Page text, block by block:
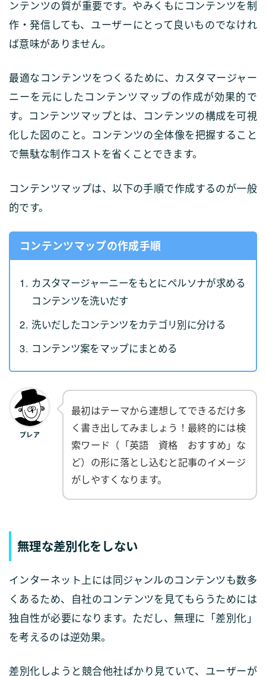
ンテンツの質が重要です。やみくもにコンテンツを制
作・発信しても、ユーザーにとって良いものでなけれ
ば意味がありません。
最適なコンテンツをつくるために、カスタマージャー
ニーを元にしたコンテンツマップの作成が効果的で
す。コンテンツマップとは、コンテンツの構成を可視
化した図のこと。コンテンツの全体像を把握すること
で無駄な制作コストを省くことできます。
コンテンツマップは、以下の手順で作成するのが一般
的です。
コンテンツマップの作成手順
カスタマージャーニーをもとにペルソナが求める
コンテンツを洗いだす
洗いだしたコンテンツをカテゴリ別に分ける
コンテンツ案をマップにまとめる
プレア
最初はテーマから連想してできるだけ多
く書き出してみましょう！最終的には検
索ワード（「英語 資格 おすすめ」な
ど）の形に落とし込むと記事のイメージ
がしやすくなります。
無理な差別化をしない
インターネット上には同ジャンルのコンテンツも数多
くあるため、自社のコンテンツを見てもらうためには
独自性が必要になります。ただし、無理に「差別化」
を考えるのは逆効果。
差別化しようと競合他社ばかり見ていて、ユーザーが